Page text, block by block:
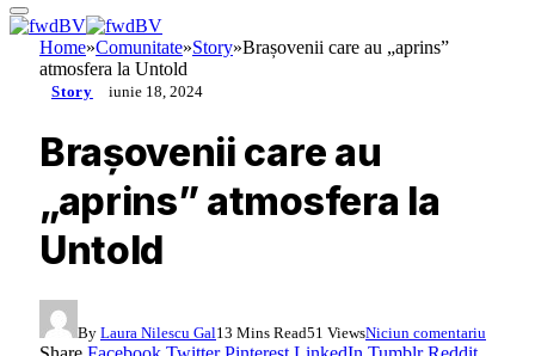
Home»Comunitate»Story»Brașovenii care au „aprins”
atmosfera la Untold
Story iunie 18, 2024
Brașovenii care au
„aprins” atmosfera la
Untold
By Laura Nilescu Gal13 Mins Read51 ViewsNiciun comentariu